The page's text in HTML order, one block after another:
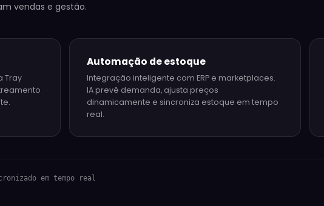
vendas e gestão.
Tray
Automação de estoque
Integração inteligente com ERP e marketplaces.
IA prevê demanda, ajusta preços
dinamicamente e sincroniza estoque em tempo
real.
em tempo real